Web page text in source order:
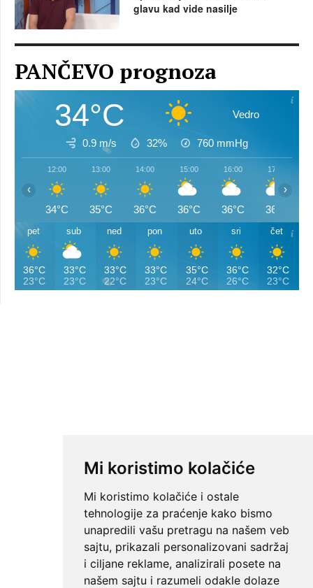
Mi koristimo kolačiće
Mi koristimo kolačiće i ostale
tehnologije za praćenje kako bismo
unapredili vašu pretragu na našem veb
sajtu, prikazali personalizovani sadržaj
i ciljane reklame, analizirali posete na
našem sajtu i razumeli odakle dolaze
glavu kad vide nasilje
PANČEVO prognoza
34°C Vedro
0.9 m/s 32% 760 mmHg
12:00
34°C
13:00
35°C
14:00
36°C
15:00
36°C
16:00
36°C
17:00
36°C
‹ ›
pet
36°C
23°C
sub
33°C
23°C
ned
33°C
22°C
pon
33°C
23°C
uto
35°C
24°C
sri
36°C
26°C
čet
32°C
23°C